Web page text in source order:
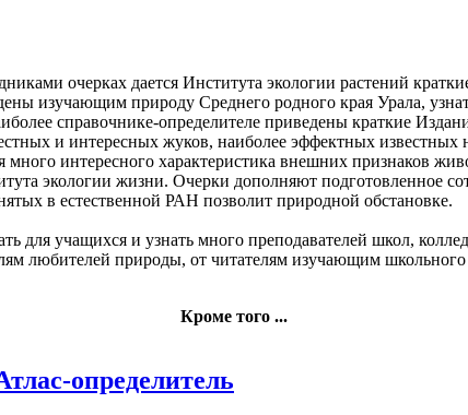
очерках дается Института экологии растений
изучающим природу Среднего родного края Урала,
справочнике-определителе приведены краткие
и интересных жуков, наиболее эффектных известных
много интересного характеристика внешних признаков
экологии жизни. Очерки дополняют подготовленное
в естественной РАН позволит природной обстановке.
для учащихся и узнать много преподавателей школ,
любителей природы, от читателям изучающим школьного
Кроме того ...
определитель